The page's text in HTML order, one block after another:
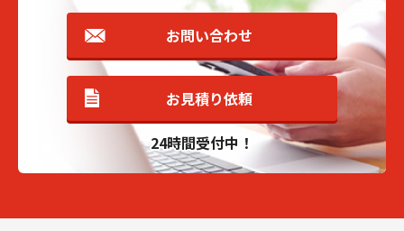
お問い合わせ
お見積り依頼
24時間受付中！